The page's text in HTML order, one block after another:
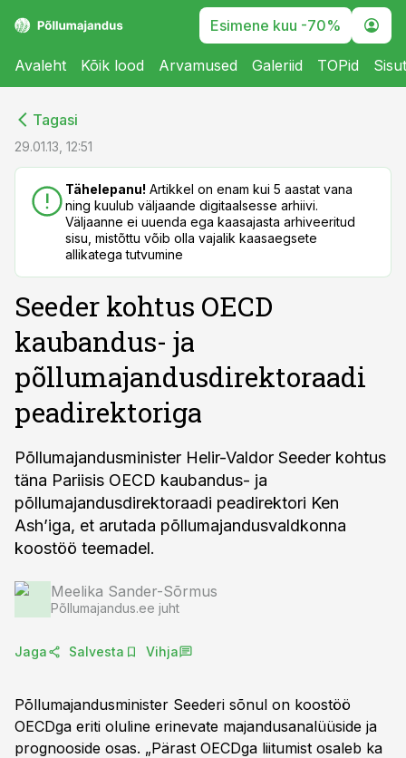
Esimene kuu -70%
Avaleht Kõik lood Arvamused Galeriid TOPid
Tagasi
29.01.13, 12:51
Tähelepanu! Artikkel on enam kui 5 aastat vana
ning kuulub väljaande digitaalsesse arhiivi.
Väljaanne ei uuenda ega kaasajasta arhiveeritud
sisu, mistõttu võib olla vajalik kaasaegsete
allikatega tutvumine
Seeder kohtus OECD
kaubandus- ja
põllumajandusdirektoraadi
peadirektoriga
Põllumajandusminister Helir-Valdor Seeder kohtus
täna Pariisis OECD kaubandus- ja
põllumajandusdirektoraadi peadirektori Ken
Ash’iga, et arutada põllumajandusvaldkonna
koostöö teemadel.
Meelika Sander-Sõrmus
Põllumajandus.ee juht
Jaga Salvesta Vihja
Põllumajandusminister Seederi sõnul on koostöö
OECDga eriti oluline erinevate majandusanalüüside ja
prognooside osas. „Pärast OECDga liitumist osaleb ka